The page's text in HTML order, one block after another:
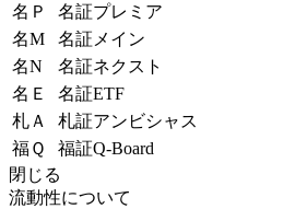
名Ｐ
名証プレミア
名M
名証メイン
名N
名証ネクスト
名Ｅ
名証ETF
札Ａ
札証アンビシャス
福Ｑ
福証Q-Board
閉じる
流動性について